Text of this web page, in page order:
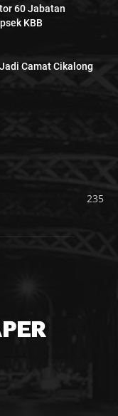
60 Jabatan
KBB
Camat Cikalong
235